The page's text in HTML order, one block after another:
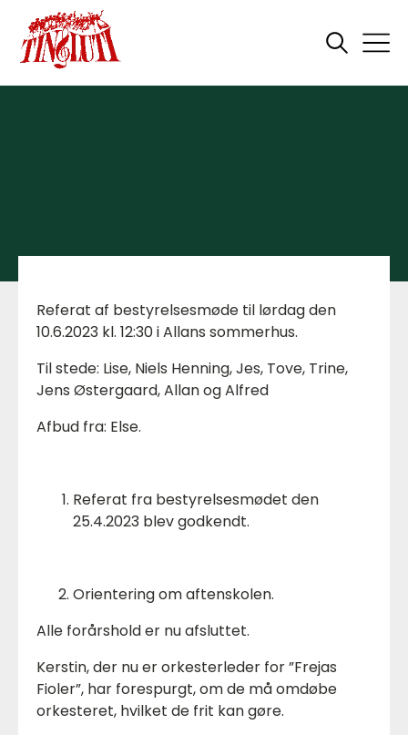
Referat af bestyrelsesmøde til lørdag den
10.6.2023 kl. 12:30 i Allans sommerhus.
Til stede: Lise, Niels Henning, Jes, Tove, Trine,
Jens Østergaard, Allan og Alfred
Afbud fra: Else.
Referat fra bestyrelsesmødet den
25.4.2023 blev godkendt.
Orientering om aftenskolen.
Alle forårshold er nu afsluttet.
Kerstin, der nu er orkesterleder for ”Frejas
Fioler”, har forespurgt, om de må omdøbe
orkesteret, hvilket de frit kan gøre.